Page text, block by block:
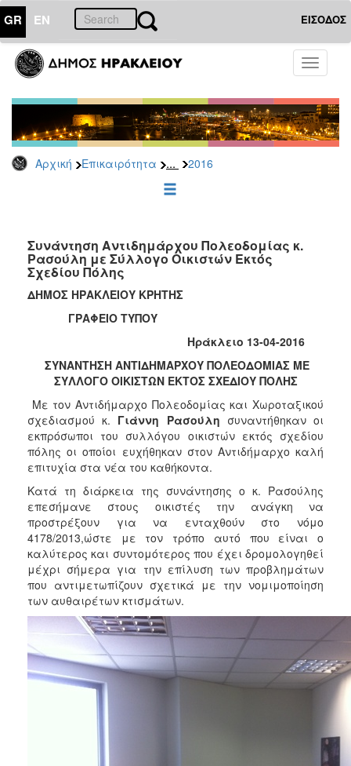
GR EN ΕΙΣΟΔΟΣ
Toggle
Αρχική Επικαιρότητα ... 2016
ΕΠΙΚΑΙΡΟΤΗΤΑ
Τύπου
Αρχείο
2026
2025
2022
2021
2020
2019
2017
2016
2015
2013
2012
2011
2010
2006
ΔΗΜΟΤΗΣ
ΕΠΙΣΚΕΠΤΗΣ
ΗΡΑΚΛΕΙΟ
Συνάντηση Αντιδημάρχου Πολεοδομίας κ.
Ρασούλη με Σύλλογο Οικιστών Εκτός
Σχεδίου Πόλης
ΔΗΜΟΣ ΗΡΑΚΛΕΙΟΥ ΚΡΗΤΗΣ
ΓΡΑΦΕΙΟ ΤΥΠΟΥ
Ηράκλειο 13-04-2016
ΣΥΝΑΝΤΗΣΗ ΑΝΤΙΔΗΜΑΡΧΟΥ ΠΟΛΕΟΔΟΜΙΑΣ ΜΕ
ΣΥΛΛΟΓΟ ΟΙΚΙΣΤΩΝ ΕΚΤΟΣ ΣΧΕΔΙΟΥ ΠΟΛΗΣ
Με τον Αντιδήμαρχο Πολεοδομίας και Χωροταξικού
σχεδιασμού κ. Γιάννη Ρασούλη συναντήθηκαν οι
εκπρόσωποι του συλλόγου οικιστών εκτός σχεδίου
πόλης οι οποίοι ευχήθηκαν στον Αντιδήμαρχο καλή
επιτυχία στα νέα του καθήκοντα.
Κατά τη διάρκεια της συνάντησης ο κ. Ρασούλης
επεσήμανε στους οικιστές την ανάγκη να
προστρέξουν για να ενταχθούν στο νόμο
4178/2013,ώστε με τον τρόπο αυτό που είναι ο
καλύτερος και συντομότερος που έχει δρομολογηθεί
μέχρι σήμερα για την επίλυση των προβλημάτων
που αντιμετωπίζουν σχετικά με την νομιμοποίηση
των αυθαιρέτων κτισμάτων.